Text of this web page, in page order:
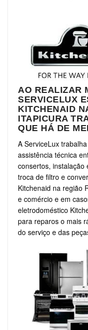
AO REALIZAR
SERVICELUX
KITCHENAID
ITAPICURA
QUE HÁ DE
A ServiceLux
assistência técnica
consertos, instalação
troca de filtro e
Kitchenaid na região
e comércio e em
eletrodoméstico
para reparos o mais
do serviço e das